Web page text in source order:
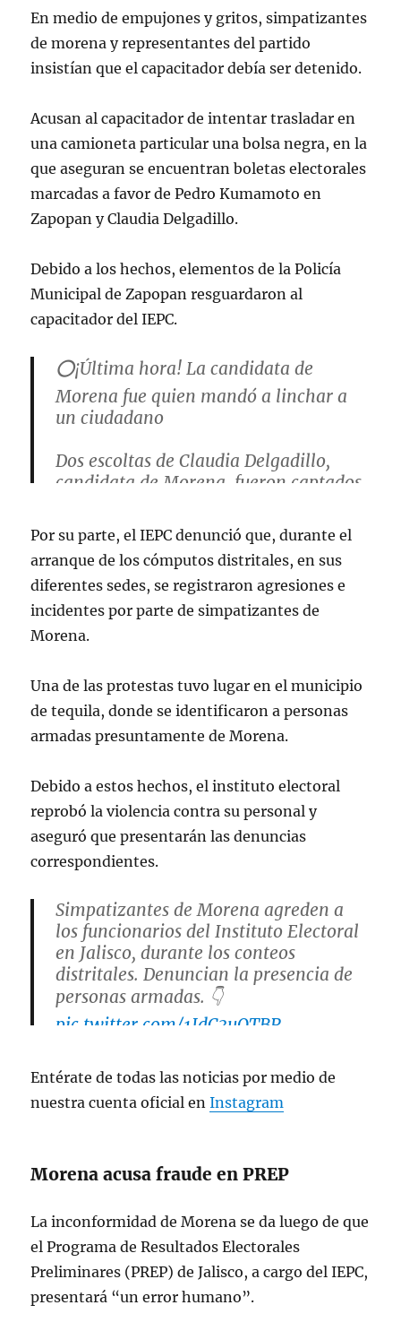
En medio de empujones y gritos, simpatizantes
de morena y representantes del partido
insistían que el capacitador debía ser detenido.
Acusan al capacitador de intentar trasladar en
una camioneta particular una bolsa negra, en la
que aseguran se encuentran boletas electorales
marcadas a favor de Pedro Kumamoto en
Zapopan y Claudia Delgadillo.
Debido a los hechos, elementos de la Policía
Municipal de Zapopan resguardaron al
capacitador del IEPC.
⭕️¡Última hora! La candidata de
Morena fue quien mandó a linchar a
un ciudadano
Dos escoltas de Claudia Delgadillo,
candidata de Morena, fueron captados
incitando su linchamiento.
El incidente violento tuvo lugar cerca
de la Junta del…
pic.twitter.com/Y9LCFYSILK
June 5, 2024
Por su parte, el IEPC denunció que, durante el
arranque de los cómputos distritales, en sus
diferentes sedes, se registraron agresiones e
incidentes por parte de simpatizantes de
Morena.
Una de las protestas tuvo lugar en el municipio
de tequila, donde se identificaron a personas
armadas presuntamente de Morena.
Debido a estos hechos, el instituto electoral
reprobó la violencia contra su personal y
aseguró que presentarán las denuncias
correspondientes.
Simpatizantes de Morena agreden a
los funcionarios del Instituto Electoral
en Jalisco, durante los conteos
distritales. Denuncian la presencia de
personas armadas. 👇
pic.twitter.com/1JdC3uOTBR
— Vicente Gálvez (@Vicente_Galvez)
June 5, 2024
Entérate de todas las noticias por medio de
nuestra cuenta oficial enInstagram
Morena acusa fraude en PREP
La inconformidad de Morena se da luego de que
el Programa de Resultados Electorales
Preliminares (PREP) de Jalisco, a cargo del IEPC,
presentará “un error humano”.